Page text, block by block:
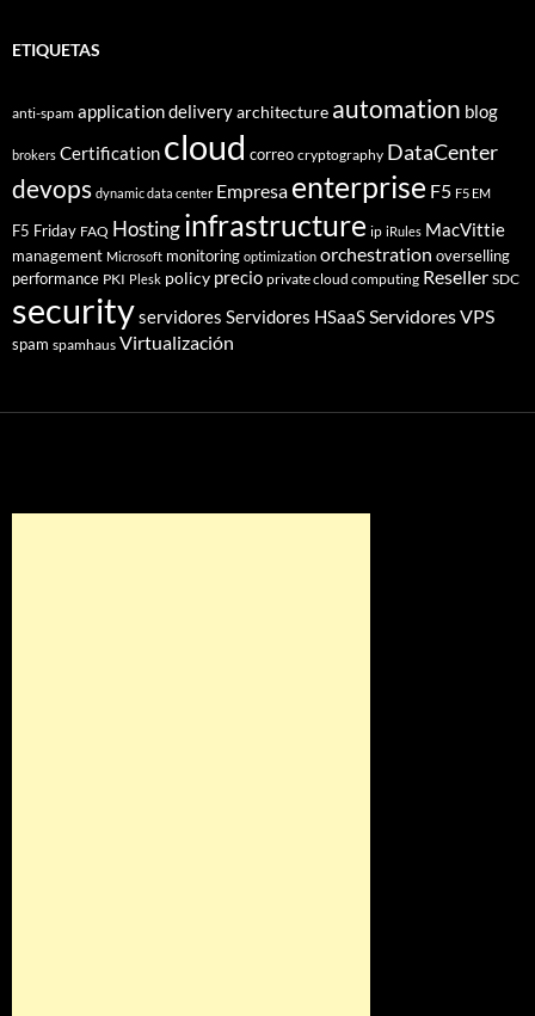
ETIQUETAS
anti-spam application deliveryarchitecture automation blog
brokers Certification cloud correo cryptography DataCenter
devops dynamic data center Empresa enterprise F5 F5 EM
F5 Friday FAQ Hostinginfrastructure ip iRules MacVittie
management Microsoft monitoring optimization orchestration overselling
performance PKI Plesk policy precio private cloud computing Reseller SDC
securityservidores Servidores HSaaSServidores VPS
spam spamhaus Virtualización